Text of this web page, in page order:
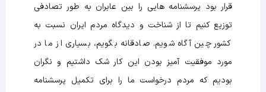
قرار بود پرسشنامه هایی را بین عابران به طور تصادفی
توزیع کنیم تا از شناخت و دیدگاه مردم ایران نسبت به
کشور چین آگاه شویم. صادقانه بگویم، بسیاری از ما در
مورد موفقیت آمیز بودن این کار شک داشتیم و نگران
بودیم که مردم درخواست ما را برای تکمیل پرسشنامه